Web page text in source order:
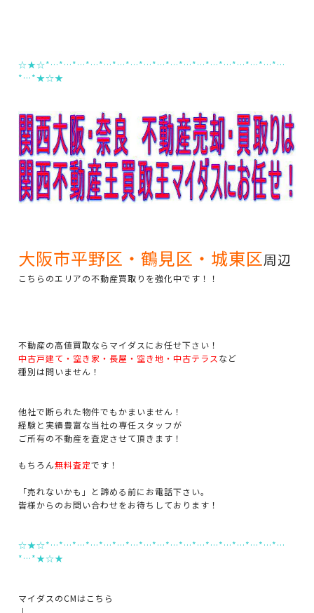
☆★☆*…*…*…*…*…*…*…*…*…*…*…*…*…*…*…*…*…*…
*…*★☆★
大阪市平野区・鶴見区・城東区周辺
こちらのエリアの不動産買取りを強化中です！！
不動産の高値買取ならマイダスにお任せ下さい！
中古戸建て・空き家・長屋・空き地・中古テラス など
種別は問いません！
他社で断られた物件でもかまいません！
経験と実績豊富な当社の専任スタッフが
ご所有の不動産を査定させて頂きます！
もちろん無料査定です！
「売れないかも」と諦める前にお電話下さい。
皆様からのお問い合わせをお待ちしております！
☆★☆*…*…*…*…*…*…*…*…*…*…*…*…*…*…*…*…*…*…
*…*★☆★
マイダスのCMはこちら